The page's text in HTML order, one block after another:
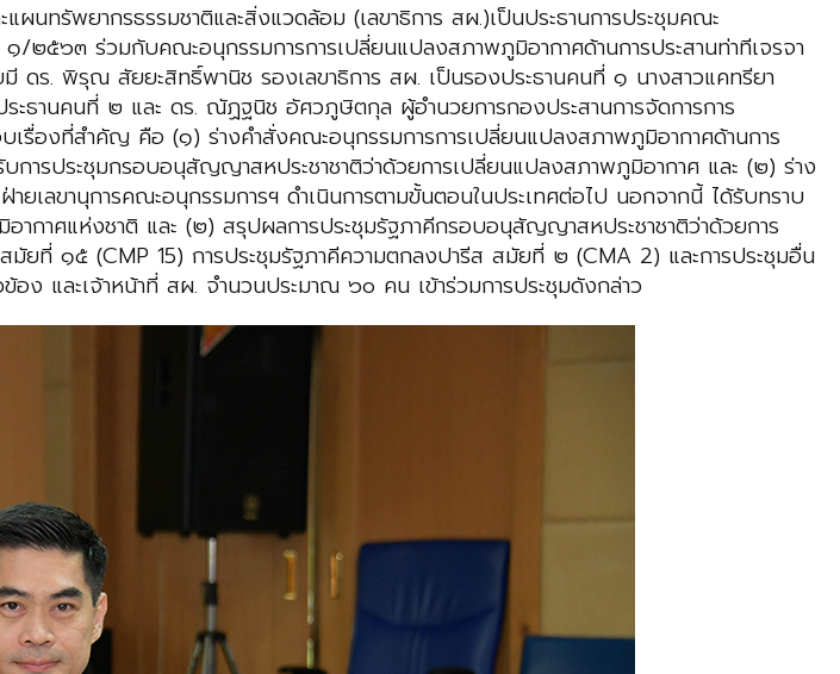
ทรัพยากรธรรมชาติและสิ่งแวดล้อม (เลขาธิการ สผ.)เป็นประธานการประชุมคณะ
๒๕๖๓ ร่วมกับคณะอนุกรรมการการเปลี่ยนแปลงสภาพภูมิอากาศด้านการประสานท่าทีเจรจา
ร. พิรุณ สัยยะสิทธิ์พานิช รองเลขาธิการ สผ. เป็นรองประธานคนที่ ๑ นางสาวแคทรียา
ธานคนที่ ๒ และ ดร. ณัฏฐนิช อัศวภูษิตกุล ผู้อำนวยการกองประสานการจัดการการ
รื่องที่สำคัญ คือ (๑) ร่างคำสั่งคณะอนุกรรมการการเปลี่ยนแปลงสภาพภูมิอากาศด้านการ
บการประชุมกรอบอนุสัญญาสหประชาชาติว่าด้วยการเปลี่ยนแปลงสภาพภูมิอากาศ และ (๒) ร่าง
ลขานุการคณะอนุกรรมการฯ ดำเนินการตามขั้นตอนในประเทศต่อไป นอกจากนี้ ได้รับทราบ
กาศแห่งชาติ และ (๒) สรุปผลการประชุมรัฐภาคีกรอบอนุสัญญาสหประชาชาติว่าด้วยการ
ที่ ๑๕ (CMP 15) การประชุมรัฐภาคีความตกลงปารีส สมัยที่ ๒ (CMA 2) และการประชุมอื่น
และเจ้าหน้าที่ สผ. จำนวนประมาณ ๖๐ คน เข้าร่วมการประชุมดังกล่าว